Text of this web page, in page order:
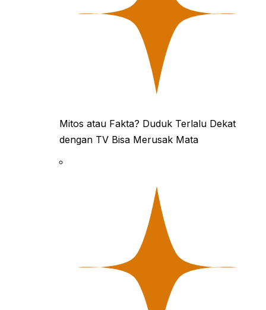
Mitos atau Fakta? Duduk Terlalu Dekat
dengan TV Bisa Merusak Mata